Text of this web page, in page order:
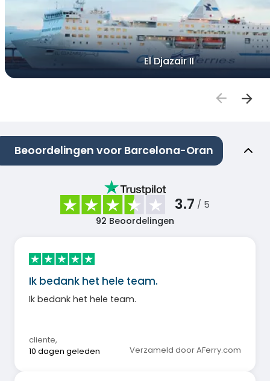
El Djazair II
Beoordelingen voor Barcelona-Oran
3.7 / 5
92 Beoordelingen
Ik bedank het hele team.
Ik bedank het hele team.
cliente,
10 dagen geleden
Verzameld door AFerry.com